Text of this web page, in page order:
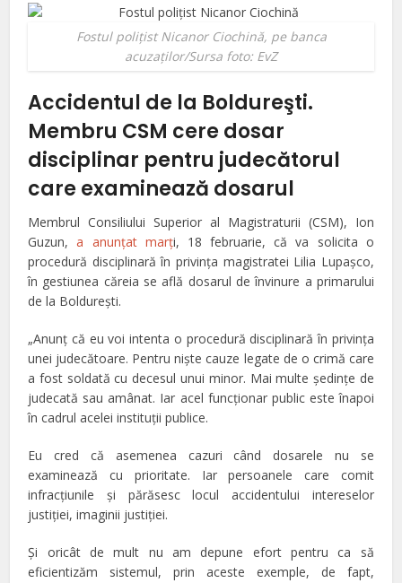
Fostul poliţist Nicanor Ciochină, pe banca
acuzaţilor/Sursa foto: EvZ
Accidentul de la Boldureşti.
Membru CSM cere dosar
disciplinar pentru judecătorul
care examinează dosarul
Membrul Consiliului Superior al Magistraturii (CSM), Ion
Guzun,a anunţat marţi, 18 februarie, că va solicita o
procedură disciplinară în privinţa magistratei Lilia Lupaşco,
în gestiunea căreia se află dosarul de învinure a primarului
de la Boldureşti.
„Anunț că eu voi intenta o procedură disciplinară în privința
unei judecătoare. Pentru niște cauze legate de o crimă care
a fost soldată cu decesul unui minor. Mai multe ședințe de
judecată sau amânat. Iar acel funcționar public este înapoi
în cadrul acelei instituții publice.
Eu cred că asemenea cazuri când dosarele nu se
examinează cu prioritate. Iar persoanele care comit
infracțiunile și părăsesc locul accidentului intereselor
justiției, imaginii justiției.
Şi oricât de mult nu am depune efort pentru ca să
eficientizăm sistemul, prin aceste exemple, de fapt,